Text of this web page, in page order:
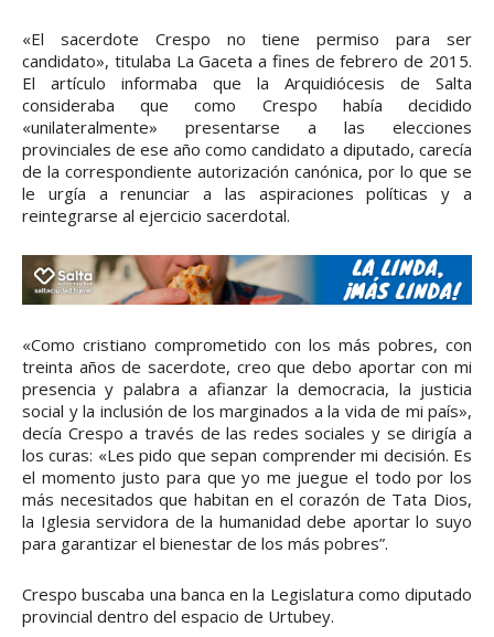
«El sacerdote Crespo no tiene permiso para ser
candidato», titulaba La Gaceta a fines de febrero de 2015.
El artículo informaba que la Arquidiócesis de Salta
consideraba que como Crespo había decidido
«unilateralmente» presentarse a las elecciones
provinciales de ese año como candidato a diputado, carecía
de la correspondiente autorización canónica, por lo que se
le urgía a renunciar a las aspiraciones políticas y a
reintegrarse al ejercicio sacerdotal.
«Como cristiano comprometido con los más pobres, con
treinta años de sacerdote, creo que debo aportar con mi
presencia y palabra a afianzar la democracia, la justicia
social y la inclusión de los marginados a la vida de mi país»,
decía Crespo a través de las redes sociales y se dirigía a
los curas: «Les pido que sepan comprender mi decisión. Es
el momento justo para que yo me juegue el todo por los
más necesitados que habitan en el corazón de Tata Dios,
la Iglesia servidora de la humanidad debe aportar lo suyo
para garantizar el bienestar de los más pobres”.
Crespo buscaba una banca en la Legislatura como diputado
provincial dentro del espacio de Urtubey.